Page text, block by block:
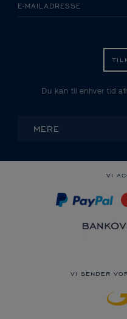
E-MAILADRESSE
Du kan til enhver tid
MERE
VI
VI SENDER